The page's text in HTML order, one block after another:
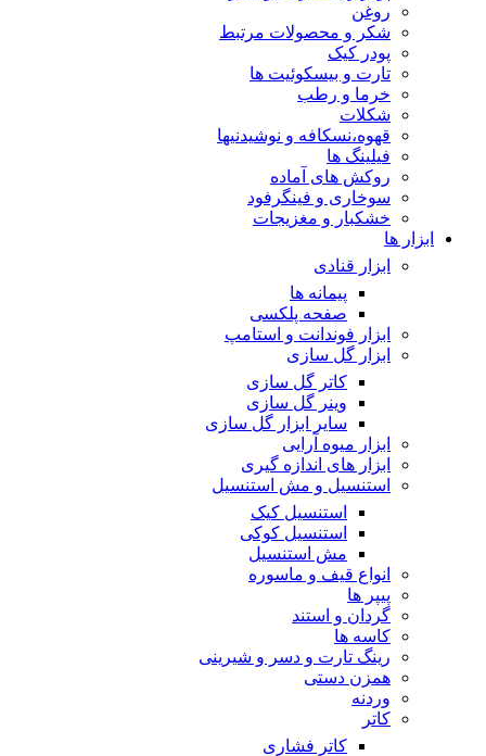
روغن
شکر و محصولات مرتبط
پودر کیک
تارت و بیسکوئیت ها
خرما و رطب
شکلات
قهوه،نسکافه و نوشیدنیها
فیلینگ ها
روکش های آماده
سوخاری و فینگرفود
خشکبار و مغزیجات
ابزار ها
ابزار قنادی
پیمانه ها
صفحه پلکسی
ابزار فوندانت و استامپ
ابزار گل سازی
کاتر گل سازی
وینر گل سازی
سایر ابزار گل سازی
ابزار میوه آرایی
ابزار های اندازه گیری
استنسیل و مش استنسیل
استنسیل کیک
استنسیل کوکی
مش استنسیل
انواع قیف و ماسوره
پیپر ها
گردان و استند
کاسه ها
رینگ تارت و دسر و شیرینی
همزن دستی
وردنه
کاتر
کاتر فشاری